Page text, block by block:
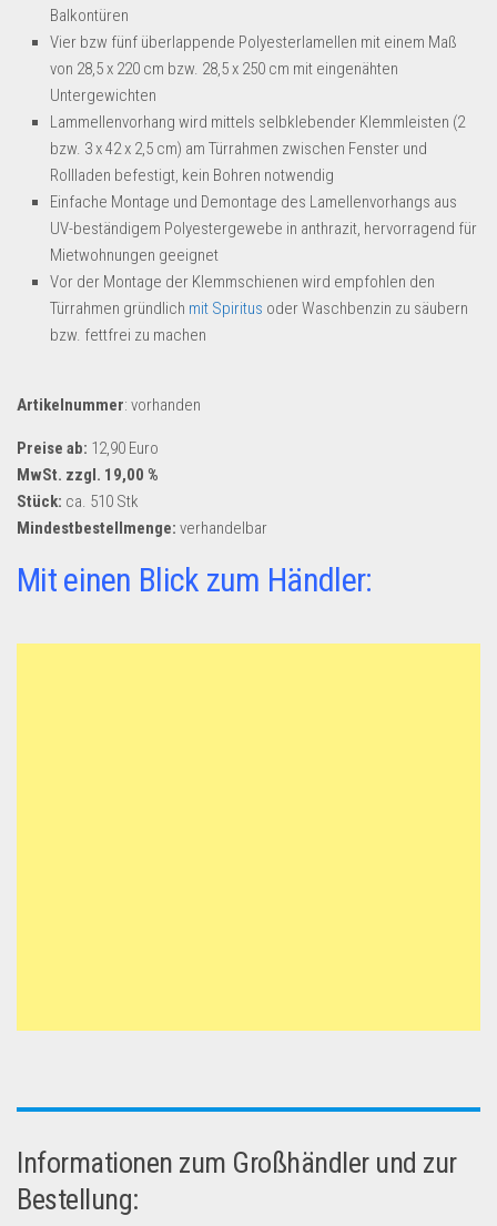
Sport & Freizeit
Uhren & Schmuck
Wohnen & Einrichten
Restposten-Angebote
Restposten für Privatpersonen
eBay Restposten kaufen
Sonderposten-Angebote
Saison & Eventprodkte
Dropshipping-Produkte
B2B Produkte
Amazon
Aldi
Lidl
Kostenlos verkaufen
Anmelden
Balkontüren
Vier bzw fünf überlappende Polyesterlamellen mit einem Maß
von 28,5 x 220 cm bzw. 28,5 x 250 cm mit eingenähten
Untergewichten
Lammellenvorhang wird mittels selbklebender Klemmleisten (2
bzw. 3 x 42 x 2,5 cm) am Türrahmen zwischen Fenster und
Rollladen befestigt, kein Bohren notwendig
Einfache Montage und Demontage des Lamellenvorhangs aus
UV-beständigem Polyestergewebe in anthrazit, hervorragend für
Mietwohnungen geeignet
Vor der Montage der Klemmschienen wird empfohlen den
Türrahmen gründlich mit Spiritus oder Waschbenzin zu säubern
bzw. fettfrei zu machen
Artikelnummer: vorhanden
Preise ab: 12,90 Euro
MwSt. zzgl. 19,00 %
Stück: ca. 510 Stk
Mindestbestellmenge: verhandelbar
Mit einen Blick zum Händler:
Informationen zum Großhändler und zur
Bestellung: